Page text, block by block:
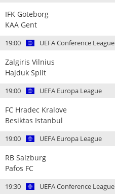
IFK Göteborg
KAA Gent
19:00 UEFA Conference League
Zalgiris Vilnius
Hajduk Split
19:00 UEFA Europa League
FC Hradec Kralove
Besiktas Istanbul
19:00 UEFA Europa League
RB Salzburg
Pafos FC
19:30 UEFA Conference League